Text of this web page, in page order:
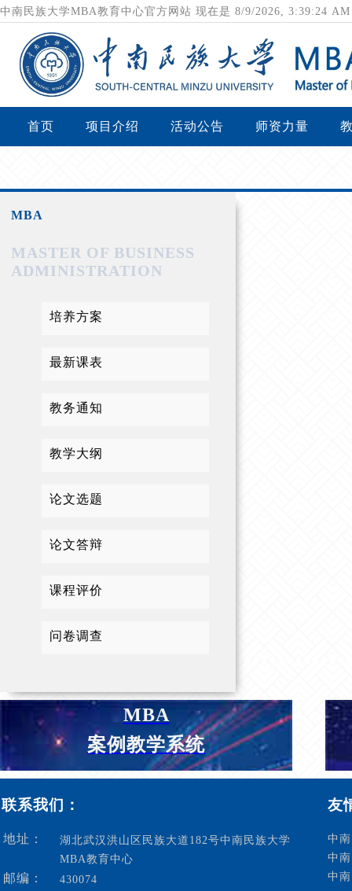
中南民族大学MBA教育中心官方网站 现在是 8/9/2026, 3:39:25
首页 项目介绍 活动公告 师资力量
MBA
MASTER OF BUSINESS
ADMINISTRATION
培养方案
最新课表
教务通知
教学大纲
论文选题
论文答辩
课程评价
问卷调查
MBA
案例教学系统
联系我们：
地址：
湖北武汉洪山区民族大道182号中南民族大学
MBA教育中心
邮编： 430074
友
中
中
中